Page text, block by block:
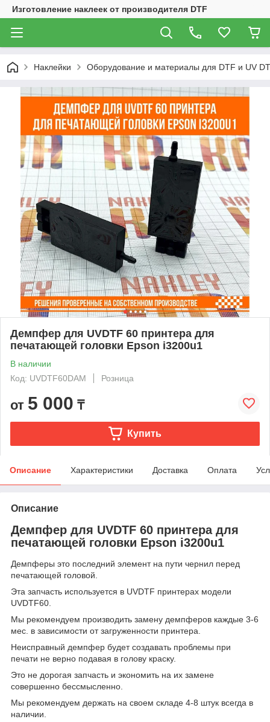
Изготовление наклеек от производителя DTF
Наклейки Оборудование и материалы для DTF и UV
Демпфер для UVDTF 60 принтера для
печатающей головки Epson i3200u1
В наличии
Код: UVDTF60DAM
Розница
от 5 000 ₸
Купить
Описание Характеристики Доставка Оплата
Описание
Демпфер для UVDTF 60 принтера для
печатающей головки Epson i3200u1
Демпферы это последний элемент на пути чернил перед
печатающей головой.
Эта запчасть используется в UVDTF принтерах модели
UVDTF60.
Мы рекомендуем производить замену демпферов каждые 3-6
мес. в зависимости от загруженности принтера.
Неисправный демпфер будет создавать проблемы при
печати не верно подавая в голову краску.
Это не дорогая запчасть и экономить на их замене
совершенно бессмысленно.
Мы рекомендуем держать на своем складе 4-8 штук всегда в
наличии.